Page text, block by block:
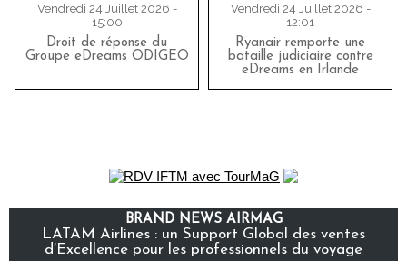
Vendredi 24 Juillet 2026 -
15:00
Droit de réponse du
Groupe eDreams ODIGEO
Vendredi 24 Juillet 2026 -
12:01
Ryanair remporte une
bataille judiciaire contre
eDreams en Irlande
BRAND NEWS AIRMAG
LATAM Airlines : un Support Global des ventes
d’Excellence pour les professionnels du voyage